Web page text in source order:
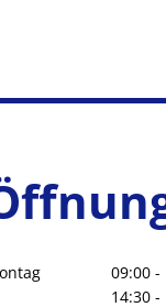
09:00 -
Von
14:30 -